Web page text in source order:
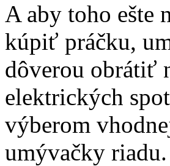
A aby toho ešte
kúpiť práčku,
dôverou obrátiť
elektrických
výberom
umývačky